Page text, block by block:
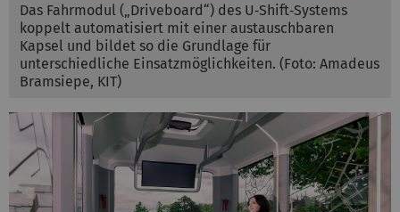
Das Fahrmodul („Driveboard“) des U‑Shift‑Systems
koppelt automatisiert mit einer austauschbaren
Kapsel und bildet so die Grundlage für
unterschiedliche Einsatzmöglichkeiten. ​​​​​​(Foto: Amadeus
Bramsiepe, KIT)